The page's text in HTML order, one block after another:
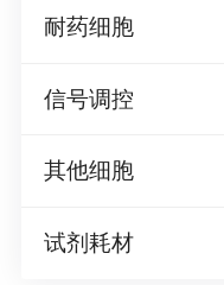
耐药细胞
信号调控
其他细胞
试剂耗材